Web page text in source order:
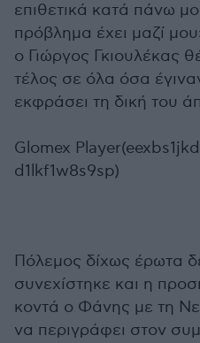
επιθετικά κατά πάνω
πρόβλημα έχει μαζί
ο Γιώργος Γκιουλέκας
τέλος σε όλα όσα
εκφράσει τη δική του
Glomex
d1lkf1w8s9sp)
Πόλεμος δίχως έρωτα
συνεχίστηκε και η
κοντά ο Φάνης με τη
να περιγράφει στον